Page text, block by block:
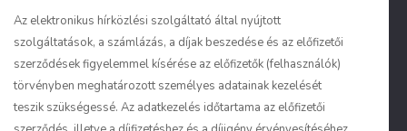
Az elektronikus hírközlési szolgáltató által nyújtott
szolgáltatások, a számlázás, a díjak beszedése és az előfizetői
szerződések figyelemmel kísérése az előfizetők (felhasználók)
törvényben meghatározott személyes adatainak kezelését
teszik szükségessé. Az adatkezelés időtartama az előfizetői